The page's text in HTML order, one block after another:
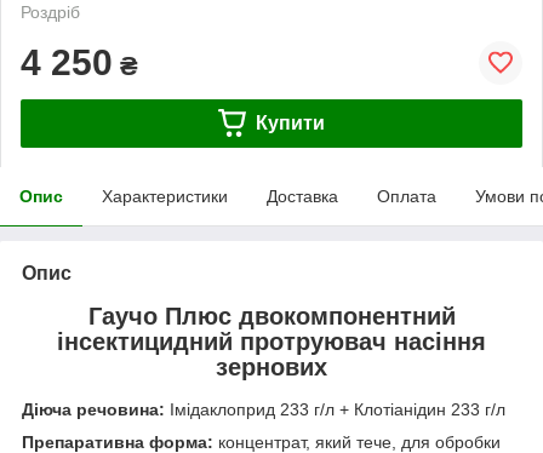
Роздріб
4 250 ₴
Купити
Опис Характеристики Доставка Оплата Умови
Опис
Гаучо Плюс двокомпонентний
інсектицидний протруювач насіння
зернових
Діюча речовина: Імідаклоприд 233 г/л + Клотіанідин 233 г/л
Препаративна форма: концентрат, який тече, для обробки